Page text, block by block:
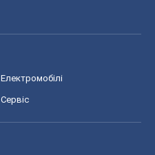
Електромобілі
Сервіс